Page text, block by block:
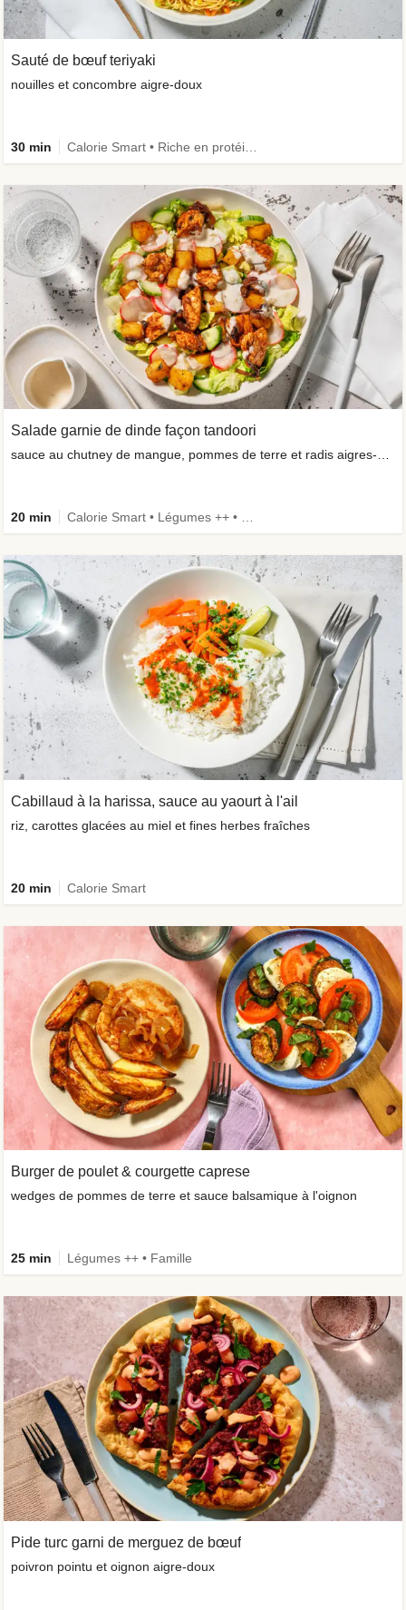
Sauté de bœuf teriyaki
nouilles et concombre aigre-doux
30 min
Salade garnie de dinde façon tandoori
20 min
Cabillaud à la harissa, sauce au yaourt à l'ail
riz, carottes glacées au miel et fines herbes fraîches
20 min Calorie Smart
Burger de poulet & courgette caprese
wedges de pommes de terre et sauce balsamique à l'oignon
25 min Légumes ++ • Famille
Pide turc garni de merguez de bœuf
poivron pointu et oignon aigre-doux